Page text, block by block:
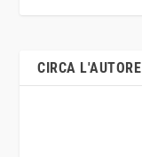
CIRCA L'AUTORE